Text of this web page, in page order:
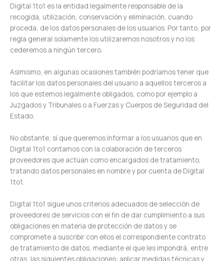
Digital 1to1 es la entidad legalmente responsable de la
recogida, utilización, conservación y eliminación, cuando
proceda, de los datos personales de los usuarios. Por tanto, por
regla general solamente los utilizaremos nosotros y no los
cederemos a ningún tercero.
Asimismo, en algunas ocasiones también podríamos tener que
facilitar los datos personales del usuario a aquellos terceros a
los que estemos legalmente obligados, como por ejemplo a
Juzgados y Tribunales o a Fuerzas y Cuerpos de Seguridad del
Estado.
No obstante, sí que queremos informar a los usuarios que en
Digital 1to1 contamos con la colaboración de terceros
proveedores que actúan como encargados de tratamiento,
tratando datos personales en nombre y por cuenta de Digital
1to1.
Digital 1to1 sigue unos criterios adecuados de selección de
proveedores de servicios con el fin de dar cumplimiento a sus
obligaciones en materia de protección de datos y se
compromete a suscribir con ellos el correspondiente contrato
de tratamiento de datos, mediante el que les impondrá, entre
otras, las siguientes obligaciones: aplicar medidas técnicas y